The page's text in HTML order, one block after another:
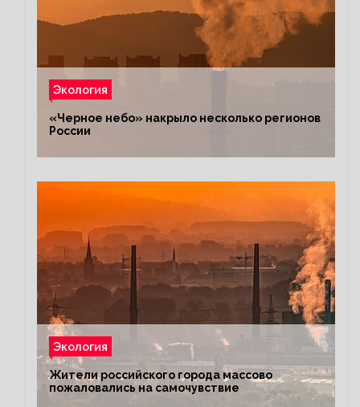
Экология
«Черное небо» накрыло несколько регионов
России
Экология
Жители российского города массово
пожаловались на самочувствие